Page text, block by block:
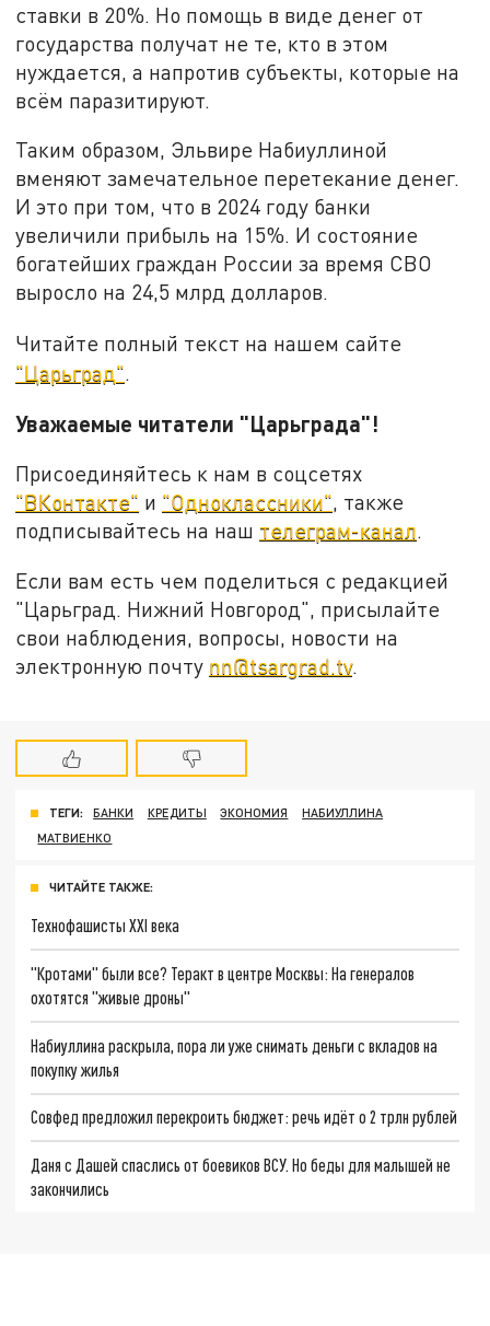
ставки в 20%. Но помощь в виде денег от
государства получат не те, кто в этом
нуждается, а напротив субъекты, которые на
всём паразитируют.
Таким образом, Эльвире Набиуллиной
вменяют замечательное перетекание денег.
И это при том, что в 2024 году банки
увеличили прибыль на 15%. И состояние
богатейших граждан России за время СВО
выросло на 24,5 млрд долларов.
Читайте полный текст на нашем сайте
"Царьград".
Уважаемые читатели "Царьграда"!
Присоединяйтесь к нам в соцсетях
"ВКонтакте" и "Одноклассники", также
подписывайтесь на наш телеграм-канал.
Если вам есть чем поделиться с редакцией
"Царьград. Нижний Новгород", присылайте
свои наблюдения, вопросы, новости на
электронную почту nn@tsargrad.tv.
ТЕГИ: БАНКИ КРЕДИТЫ ЭКОНОМИЯ
НАБИУЛЛИНА
МАТВИЕНКО
ЧИТАЙТЕ ТАКЖЕ:
Технофашисты XXI века
"Кротами" были все? Теракт в центре Москвы: На генералов
охотятся "живые дроны"
Набиуллина раскрыла, пора ли уже снимать деньги с вкладов на
покупку жилья
Совфед предложил перекроить бюджет: речь идёт о 2 трлн рублей
Даня с Дашей спаслись от боевиков ВСУ. Но беды для малышей не
закончились